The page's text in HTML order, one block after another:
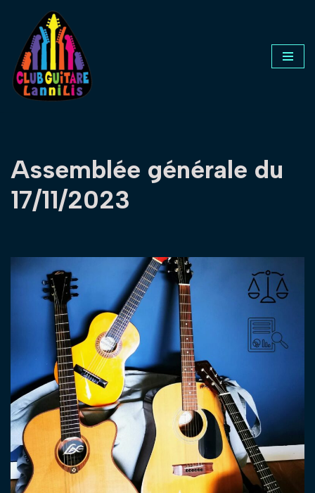
Aller
au
contenu
Assemblée générale du
17/11/2023